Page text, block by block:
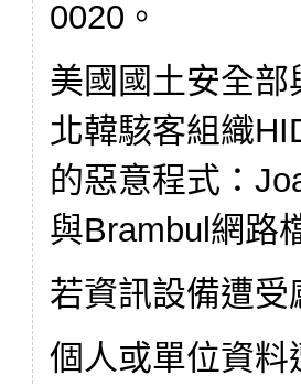
0020。
美國國土安全
北韓駭客組織
的惡意程式：
與Brambul網路
若資訊設備遭
個人或單位資